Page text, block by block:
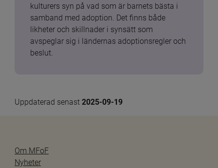
kulturers syn på vad som är barnets bästa i
samband med adoption. Det finns både
likheter och skillnader i synsätt som
avspeglar sig i ländernas adoptionsregler och
beslut.
Uppdaterad senast 2025-09-19
Om MFoF
Nyheter